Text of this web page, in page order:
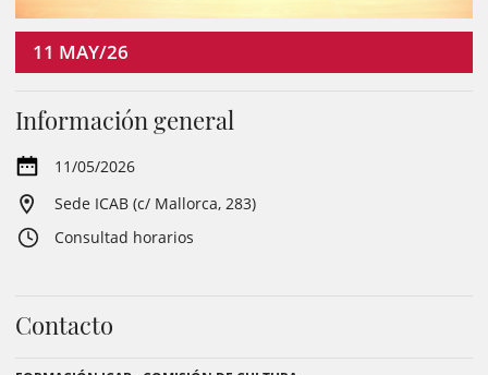
11 MAY/26
Información general
11/05/2026
Sede ICAB (c/ Mallorca, 283)
Consultad horarios
Contacto